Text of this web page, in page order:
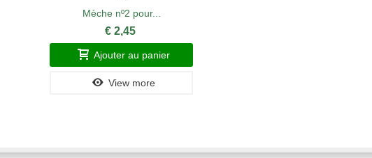
Mèche nº2 pour...
€ 2,45
Ajouter au panier
View more